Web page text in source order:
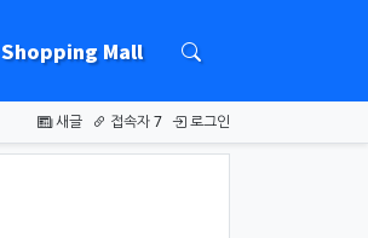
Shopping Mall
새글 접속자 7 로그인